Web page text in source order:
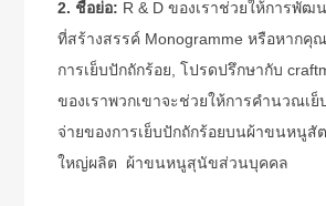
2. ชื่อย่อ: R & D ของเราช่วยให้การพัฒ
ที่สร้างสรรค์ Monogramme หรือหากคุ
การเย็บปักถักร้อย, โปรดปรึกษากับ
ของเราพวกเขาจะช่วยให้การคำนวณเ
จ่ายของการเย็บปักถักร้อยบนผ้าขนหนูสั
ใหญ่ผลิต ผ้าขนหนูสุนัขส่วนบุคคล